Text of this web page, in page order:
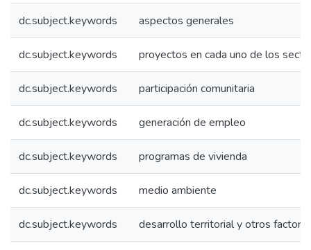
dc.subject.keywords aspectos generales
dc.subject.keywords proyectos en cada uno de los
dc.subject.keywords participación comunitaria
dc.subject.keywords generación de empleo
dc.subject.keywords programas de vivienda
dc.subject.keywords medio ambiente
dc.subject.keywords desarrollo territorial y otros